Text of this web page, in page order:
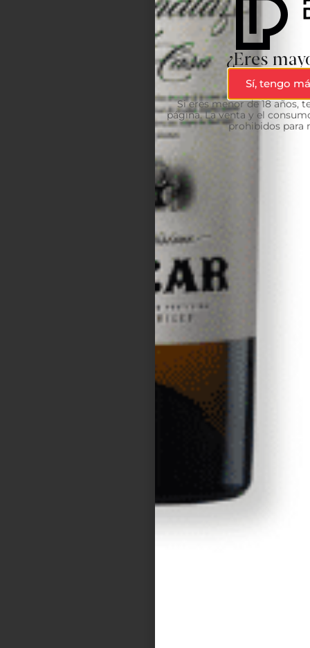
¿Eres
Sí, tengo
Si eres menor de 18 años,
página. La venta y el
prohibidos para